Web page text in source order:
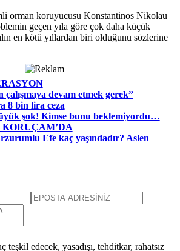
orman koruyucusu Konstantinos Nikolau
geçen yıla göre çok daha küçük
en kötü yıllardan biri olduğunu sözlerine
devam etmek gerek”
8 bin lira ceza
şok! Kimse bunu beklemiyordu…
Efe kaç yaşındadır? Aslen
teşkil edecek, yasadışı, tehditkar, rahatsız